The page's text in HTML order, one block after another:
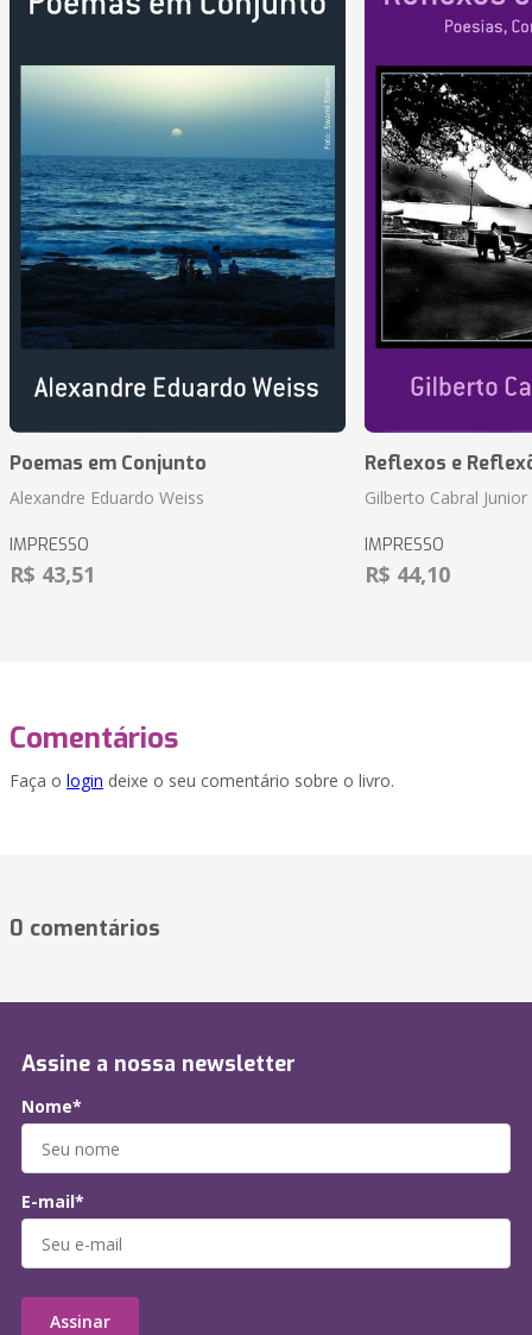
Poemas em Conjunto
Alexandre Eduardo Weiss
IMPRESSO
R$ 43,51
Reflexos e
Gilberto Cabral Junior
IMPRESSO
R$ 44,10
Comentários
Faça o login deixe o seu comentário sobre o livro.
0 comentários
Assine a nossa newsletter
Nome*
E-mail*
Assinar